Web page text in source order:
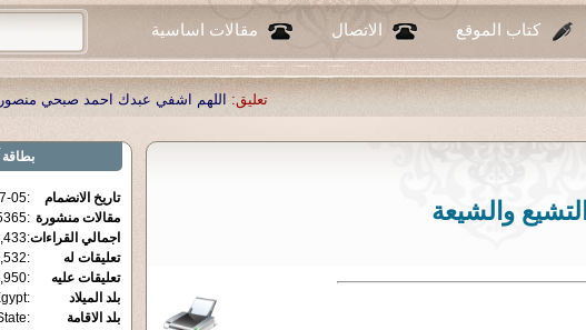
كتاب الموقع الاتصال مقالات اساسية
اللهم اشفي عبدك احمد صبحي منصور| تعليق: ...
|تعليق:
التشيع والشيعة
بطاقة
تاريخ الانضمام :
05
مقالات منشورة :
اجمالي القراءات:
تعليقات له
:
تعليقات عليه
:
بلد الميلاد
:
بلد الاقامة
: